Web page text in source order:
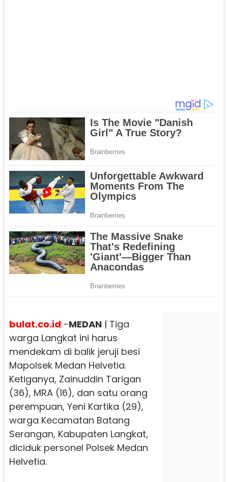
bulat.co.id -MEDAN| Tiga
warga Langkat ini harus
mendekam di balik jeruji besi
Mapolsek Medan Helvetia.
Ketiganya, Zainuddin Tarigan
(36), MRA (16), dan satu orang
perempuan, Yeni Kartika (29),
warga Kecamatan Batang
Serangan, Kabupaten Langkat,
diciduk personel Polsek Medan
Helvetia.